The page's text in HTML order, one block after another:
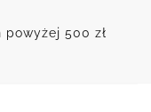
powyżej 500 zł